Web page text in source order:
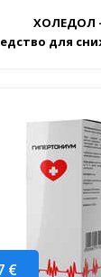
ХОЛЕДОЛ -
для
€